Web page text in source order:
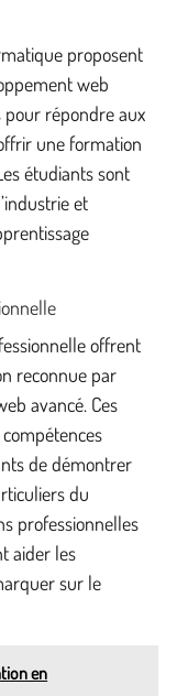
proposent
web
pour répondre aux
une formation
étudiants sont
et
offrent
reconnue par
avancé. Ces
de démontrer
du
professionnelles
aider les
sur le
en